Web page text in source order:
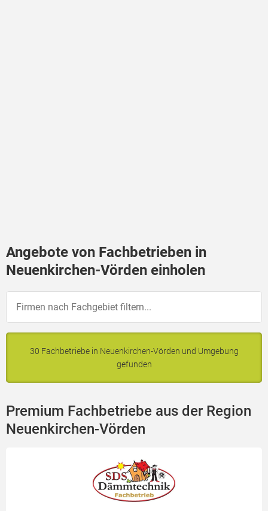
Angebote von Fachbetrieben in
Neuenkirchen-Vörden einholen
30 Fachbetriebe in Neuenkirchen-Vörden und Umgebung
gefunden
Premium Fachbetriebe aus der Region
Neuenkirchen-Vörden